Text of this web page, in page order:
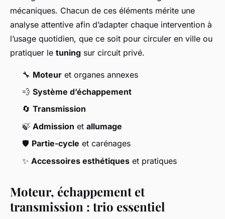
mécaniques. Chacun de ces éléments mérite une
analyse attentive afin d’adapter chaque intervention à
l’usage quotidien, que ce soit pour circuler en ville ou
pratiquer le tuning sur circuit privé.
🔧 Moteur et organes annexes
💨 Système d’échappement
🔄 Transmission
🍃 Admission et allumage
🛡️ Partie-cycle et carénages
✨ Accessoires esthétiques et pratiques
Moteur, échappement et
transmission : trio essentiel